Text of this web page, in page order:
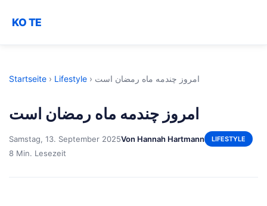
KO TE
Startseite › Lifestyle › امروز چندمه ماه رمضان است
امروز چندمه ماه رمضان است
Samstag, 13. September 2025Von Hannah Hartmann LIFESTYLE
8 Min. Lesezeit